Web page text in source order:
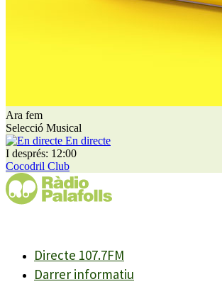
Ara fem
Selecció Musical
En directe
I després: 12:00
Cocodril Club
Directe 107.7FM
Darrer informatiu